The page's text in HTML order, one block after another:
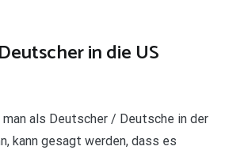
in die US
man als Deutscher / Deutsche in der
kann gesagt werden, dass es